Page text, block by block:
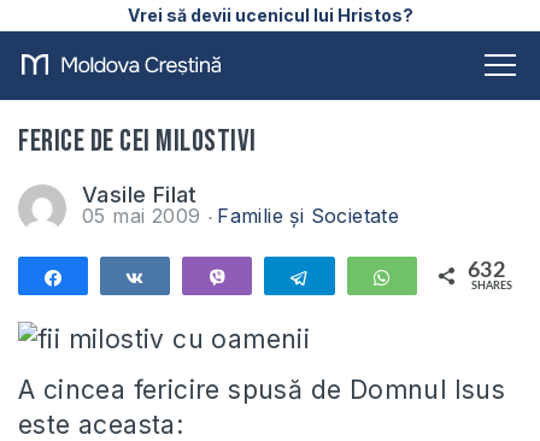
Vrei să devii ucenicul lui Hristos?
Ferice de cei milostivi
Vasile Filat
05 mai 2009 Familie și Societate
Telegram WhatsApp
632
SHARES
A cincea fericire spusă de Domnul Isus
este aceasta: